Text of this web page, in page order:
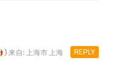
REPLY
) 来自: 上海市 上海